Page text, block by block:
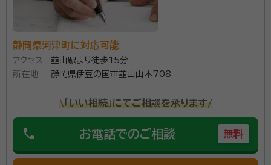
フレンドリーな雰囲気で、どんな事でも丁寧に説明してくれます。疑問こま
あれば，メールで質問して，直ぐに返事をくださり安心してお任せする事
当事務所は、相続専門家グループの優オフィスグループ
として弁護士、司法書士、税理士とのタイアップによりワ
9:00~18:00ですが、必要に応じて土日の相談や19時
以降の相談にも対応しています。 富士宮市周辺で相続・
遺言のことでお悩みなら、ぜひ当事務所のご利用をご検
討ください。
資格等： 行政書士、AFP
所属団体：静岡県行政書士会
静岡県河津町に対応可能
アクセス
韮山駅より徒歩15分
所在地
静岡県伊豆の国市韮山山木708
\「いい相続」にてご相談を承ります/
phone お電話でのご相談 無料